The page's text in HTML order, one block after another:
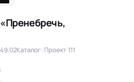
Каталог: Проект 111